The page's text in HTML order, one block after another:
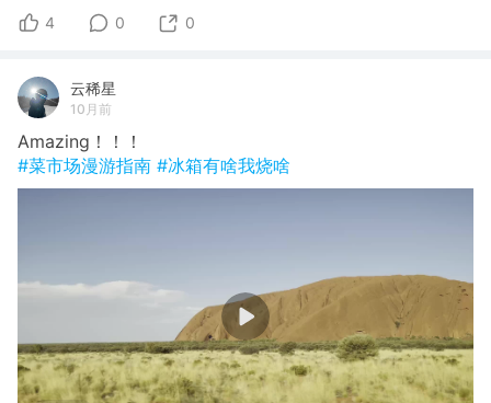
4 0 0
云稀星
10月前
Amazing！！！
#菜市场漫游指南 #冰箱有啥我烧啥